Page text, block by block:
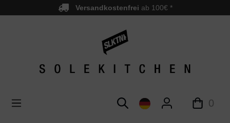
springen Versandkostenfrei ab 100€ *
0